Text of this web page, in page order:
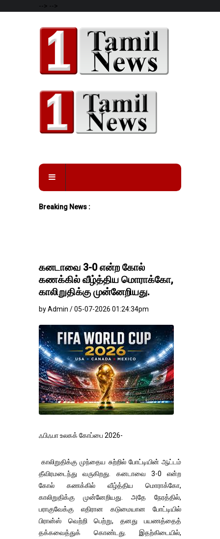
--> -->
Breaking News :
கனடாவை 3-0 என்ற கோல்
கணக்கில் வீழ்த்திய மொராக்கோ,
காலிறுதிக்கு முன்னேறியது.
by Admin / 05-07-2026 01:24:34pm
ஃபிஃபா உலகக் கோப்பை 2026-
காலிறுதிக்கு முந்தைய சுற்றில் போட்டியின் ஆட்டம்
தீவிரமடைந்து வருகிறது. கனடாவை 3-0 என்ற
கோல் கணக்கில் வீழ்த்திய மொராக்கோ,
காலிறுதிக்கு முன்னேறியது. அதே நேரத்தில்,
பராகுவேக்கு எதிரான கடுமையான போட்டியில்
பிரான்ஸ் வெற்றி பெற்று, தனது பயணத்தைத்
தக்கவைத்துக் கொண்டது. இதற்கிடையில்,